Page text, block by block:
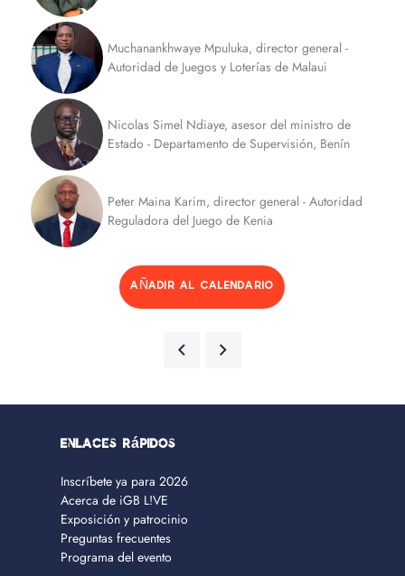
Muchanankhwaye Mpuluka, director general -
Autoridad de Juegos y Loterías de Malaui
Nicolas Simel Ndiaye, asesor del ministro de
Estado - Departamento de Supervisión, Benín
Peter Maina Karim, director general - Autoridad
Reguladora del Juego de Kenia
AÑADIR AL CALENDARIO
Enlaces rápidos
Inscríbete ya para 2026
Acerca de iGB L!VE
Exposición y patrocinio
Preguntas frecuentes
Programa del evento